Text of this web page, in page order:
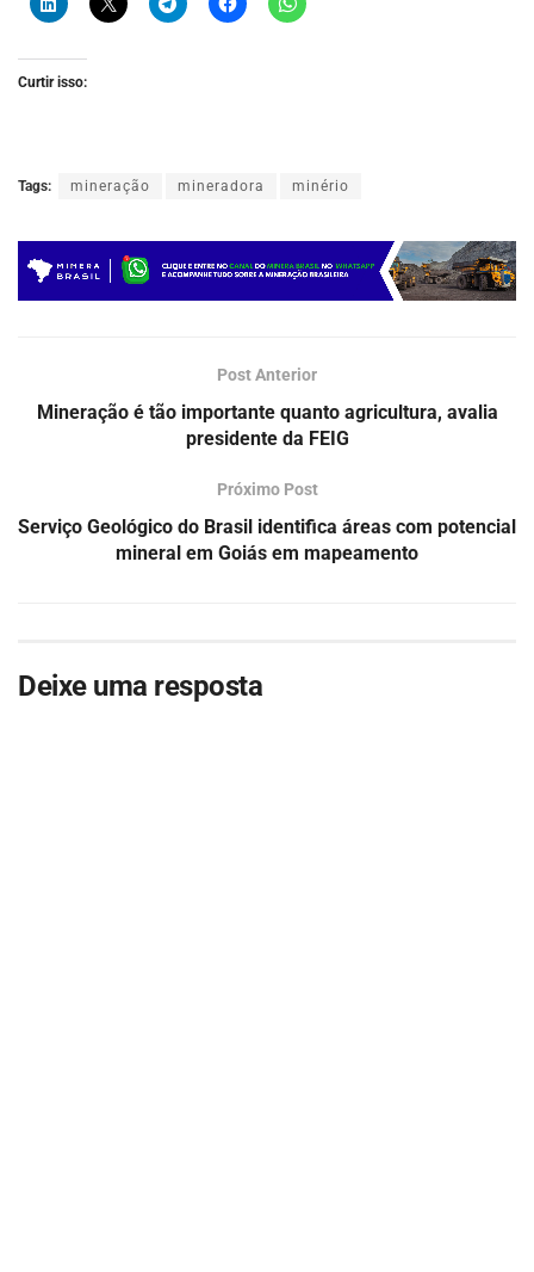
Curtir isso:
Tags: mineração mineradora minério
Post Anterior
Mineração é tão importante quanto agricultura, avalia
presidente da FEIG
Próximo Post
Serviço Geológico do Brasil identifica áreas com potencial
mineral em Goiás em mapeamento
Deixe uma resposta